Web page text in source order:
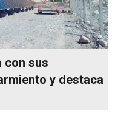
con sus
y destaca